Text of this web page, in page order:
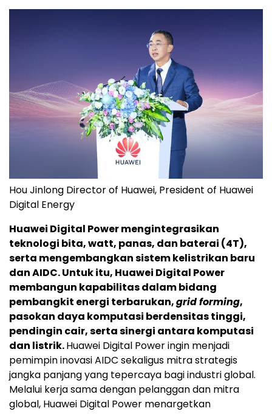
Hou Jinlong Director of Huawei, President of Huawei
Digital Energy
Huawei Digital Power mengintegrasikan
teknologi bita, watt, panas, dan baterai (4T),
serta mengembangkan sistem kelistrikan baru
dan AIDC. Untuk itu, Huawei Digital Power
membangun kapabilitas dalam bidang
pembangkit energi terbarukan,grid forming,
pasokan daya komputasi berdensitas tinggi,
pendingin cair, serta sinergi antara komputasi
dan listrik.Huawei Digital Power ingin menjadi
pemimpin inovasi AIDC sekaligus mitra strategis
jangka panjang yang tepercaya bagi industri global.
Melalui kerja sama dengan pelanggan dan mitra
global, Huawei Digital Power menargetkan